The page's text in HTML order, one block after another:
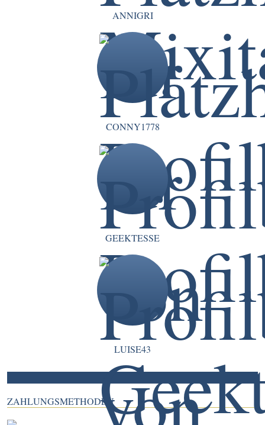
ANNIGRI
CONNY1778
GEEKTESSE
LUISE43
ZAHLUNGSMETHODEN